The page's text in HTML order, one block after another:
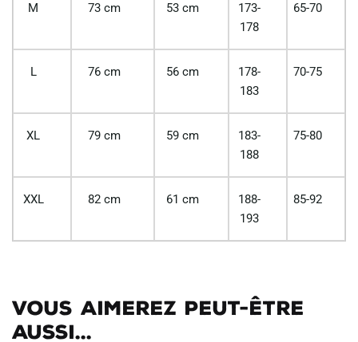
M 73 cm 53 cm
173-
178
65-70
L 76 cm 56 cm
178-
183
70-75
XL 79 cm 59 cm
183-
188
75-80
XXL 82 cm 61 cm
188-
193
85-92
Vous aimerez peut-être
aussi...